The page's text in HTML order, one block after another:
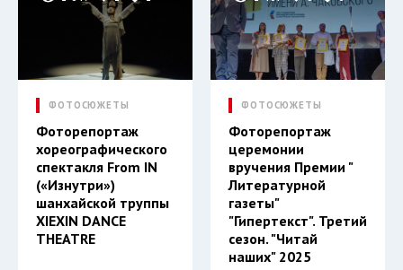
ФОТОСЮЖЕТЫ
Фоторепортаж
хореографического
спектакля From IN
(«Изнутри»)
шанхайской труппы
XIEXIN DANCE
THEATRE
ФОТОСЮЖЕТЫ
Фоторепортаж
церемонии
вручения Премии "
Литературной
газеты"
"Гипертекст". Третий
сезон. "Читай
наших" 2025